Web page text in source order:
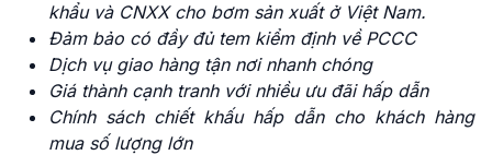
khẩu và CNXX cho bơm sản xuất ở Việt Nam.
Đảm bảo có đầy đủ tem kiểm định về PCCC
Dịch vụ giao hàng tận nơi nhanh chóng
Giá thành cạnh tranh với nhiều ưu đãi hấp dẫn
Chính sách chiết khấu hấp dẫn cho khách hàng
mua số lượng lớn